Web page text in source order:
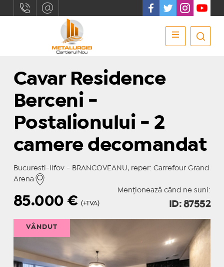
Cavar Residence
Berceni -
Postalionului - 2
camere decomandat
Bucuresti-Ilfov - BRANCOVEANU, reper: Carrefour Grand
Arena
Menționează când ne suni:
85.000€ (+TVA) ID: 87552
VÂNDUT